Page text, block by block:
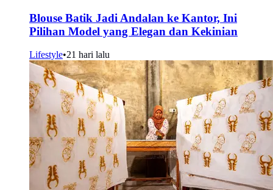
Blouse Batik Jadi Andalan ke Kantor, Ini
Pilihan Model yang Elegan dan Kekinian
Lifestyle•21 hari lalu